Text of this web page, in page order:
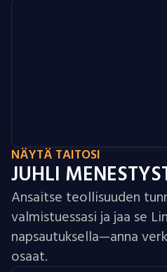
NÄYTÄ TAITOSI
JUHLI
Ansaitse teollisuuden
valmistuessasi ja jaa se
napsautuksella—anna
osaat.